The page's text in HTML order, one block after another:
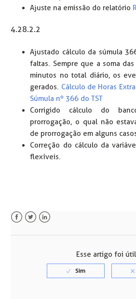
Ajuste na emissão do relatório
4.28.2.2
Ajustado cálculo da súmula
faltas. Sempre que a soma
minutos no total diário, os
gerados. Cálculo de Horas
Súmula nº 366 do TST
Corrigido cálculo do
prorrogação, o qual não
de prorrogação em alguns
Correção do cálculo da
flexíveis.
Esse artigo foi